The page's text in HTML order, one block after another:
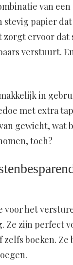
van
stevig papier
ervoor dat
verstuurt.
in
met extra
gewicht, wat
toch?
het
Ze zijn perfect
boeken.